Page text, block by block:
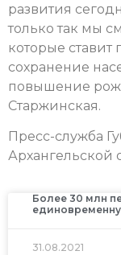
развития
только так мы
которые
сохранение
повышение
Старжинская.
Пресс-служба
Архангельской
Более 30 млн
31.08.2021